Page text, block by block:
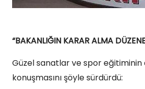
“BAKANLIĞIN KARAR ALMA
Güzel sanatlar ve spor eğitiminin
konuşmasını şöyle sürdürdü: